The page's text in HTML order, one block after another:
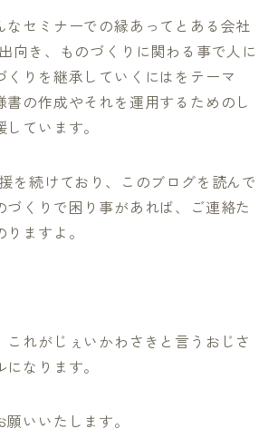
なセミナーでの縁あってとある会社
向き、ものづくりに関わる事で人に
くりを継承していくにはをテーマ
書の作成やそれを運用するためのし
ています。
を続けており、このブログを読んで
づくりで困り事があれば、ご連絡た
ますよ。
これがじぇいかわさきと言うおじさ
なります。
いいたします。